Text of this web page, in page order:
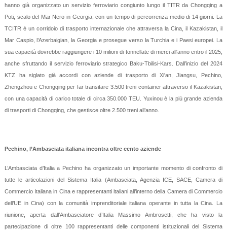
hanno già organizzato un servizio ferroviario congiunto lungo il TITR da Chongqing a
Poti, scalo del Mar Nero in Georgia, con un tempo di percorrenza medio di 14 giorni. La
TCITR è un corridoio di trasporto internazionale che attraversa la Cina, il Kazakistan, il
Mar Caspio, l’Azerbaigian, la Georgia e prosegue verso la Turchia e i Paesi europei. La
sua capacità dovrebbe raggiungere i 10 milioni di tonnellate di merci all'anno entro il 2025,
anche sfruttando il servizio ferroviario strategico Baku-Tbilisi-Kars. Dall’inizio del 2024
KTZ ha siglato già accordi con aziende di trasporto di Xi'an, Jiangsu, Pechino,
Zhengzhou e Chongqing per far transitare 3.500 treni container attraverso il Kazakistan,
con una capacità di carico totale di circa 350.000 TEU. Yuxinou è la più grande azienda
di trasporti di Chongqing, che gestisce oltre 2.500 treni all’anno.
Pechino, l’Ambasciata italiana incontra oltre cento aziende
L’Ambasciata d’Italia a Pechino ha organizzato un importante momento di confronto di
tutte le articolazioni del Sistema Italia (Ambasciata, Agenzia ICE, SACE, Camera di
Commercio Italiana in Cina e rappresentanti italiani all’interno della Camera di Commercio
dell’UE in Cina) con la comunità imprenditoriale italiana operante in tutta la Cina. La
riunione, aperta dall’Ambasciatore d’Italia Massimo Ambrosetti, che ha visto la
partecipazione di oltre 100 rappresentanti delle componenti istituzionali del Sistema